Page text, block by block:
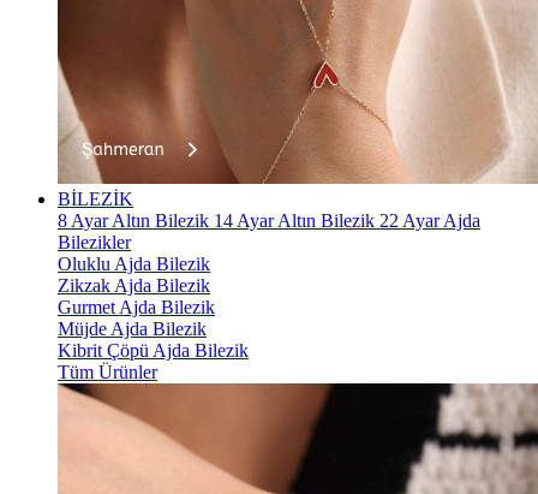
BİLEZİK
8 Ayar Altın Bilezik 14 Ayar Altın Bilezik 22 Ayar Ajda
Bilezikler
Oluklu Ajda Bilezik
Zikzak Ajda Bilezik
Gurmet Ajda Bilezik
Müjde Ajda Bilezik
Kibrit Çöpü Ajda Bilezik
Tüm Ürünler